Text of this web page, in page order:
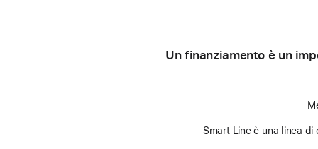
Un finanziamento è un
Smart Line è una linea